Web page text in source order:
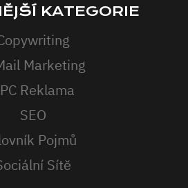
KATEGORIE
Marketing
Reklama
SEO
Pojmů
Sítě